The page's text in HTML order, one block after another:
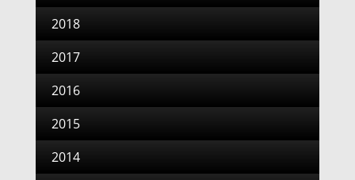
2018
2017
2016
2015
2014